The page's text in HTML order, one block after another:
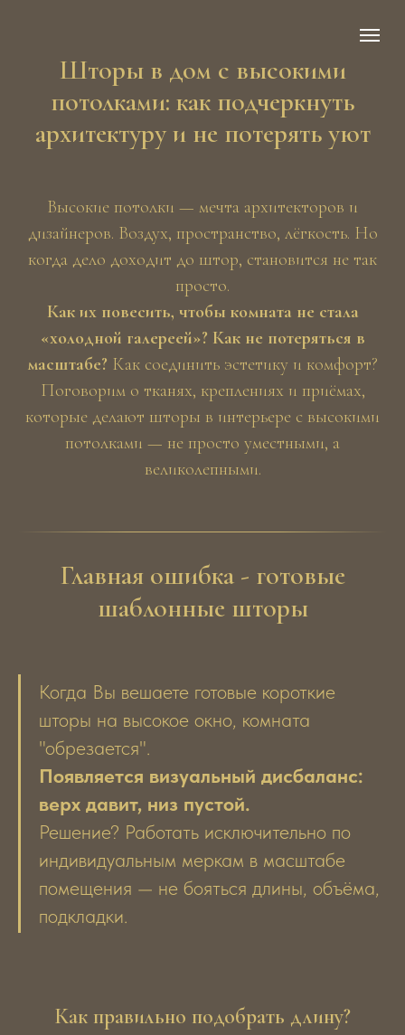
Шторы в дом с высокими
потолками: как подчеркнуть
архитектуру и не потерять уют
Высокие потолки — мечта архитекторов и
дизайнеров. Воздух, пространство, лёгкость. Но
когда дело доходит до штор, становится не так
просто.
Как их повесить, чтобы комната не стала
«холодной галереей»? Как не потеряться в
масштабе? Как соединить эстетику и комфорт?
Поговорим о тканях, креплениях и приёмах,
которые делают шторы в интерьере с высокими
потолками — не просто уместными, а
великолепными.
Главная ошибка - готовые
шаблонные шторы
Когда Вы вешаете готовые короткие
шторы на высокое окно, комната
"обрезается".
Появляется визуальный дисбаланс:
верх давит, низ пустой.
Решение? Работать исключительно по
индивидуальным меркам в масштабе
помещения — не бояться длины, объёма,
подкладки.
Как правильно подобрать длину?